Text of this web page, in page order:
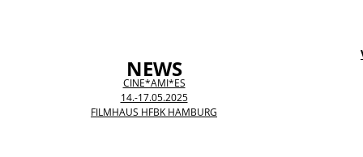
NEWS
CINE*AMI*ES
14.-17.05.2025
FILMHAUS HFBK HAMBURG